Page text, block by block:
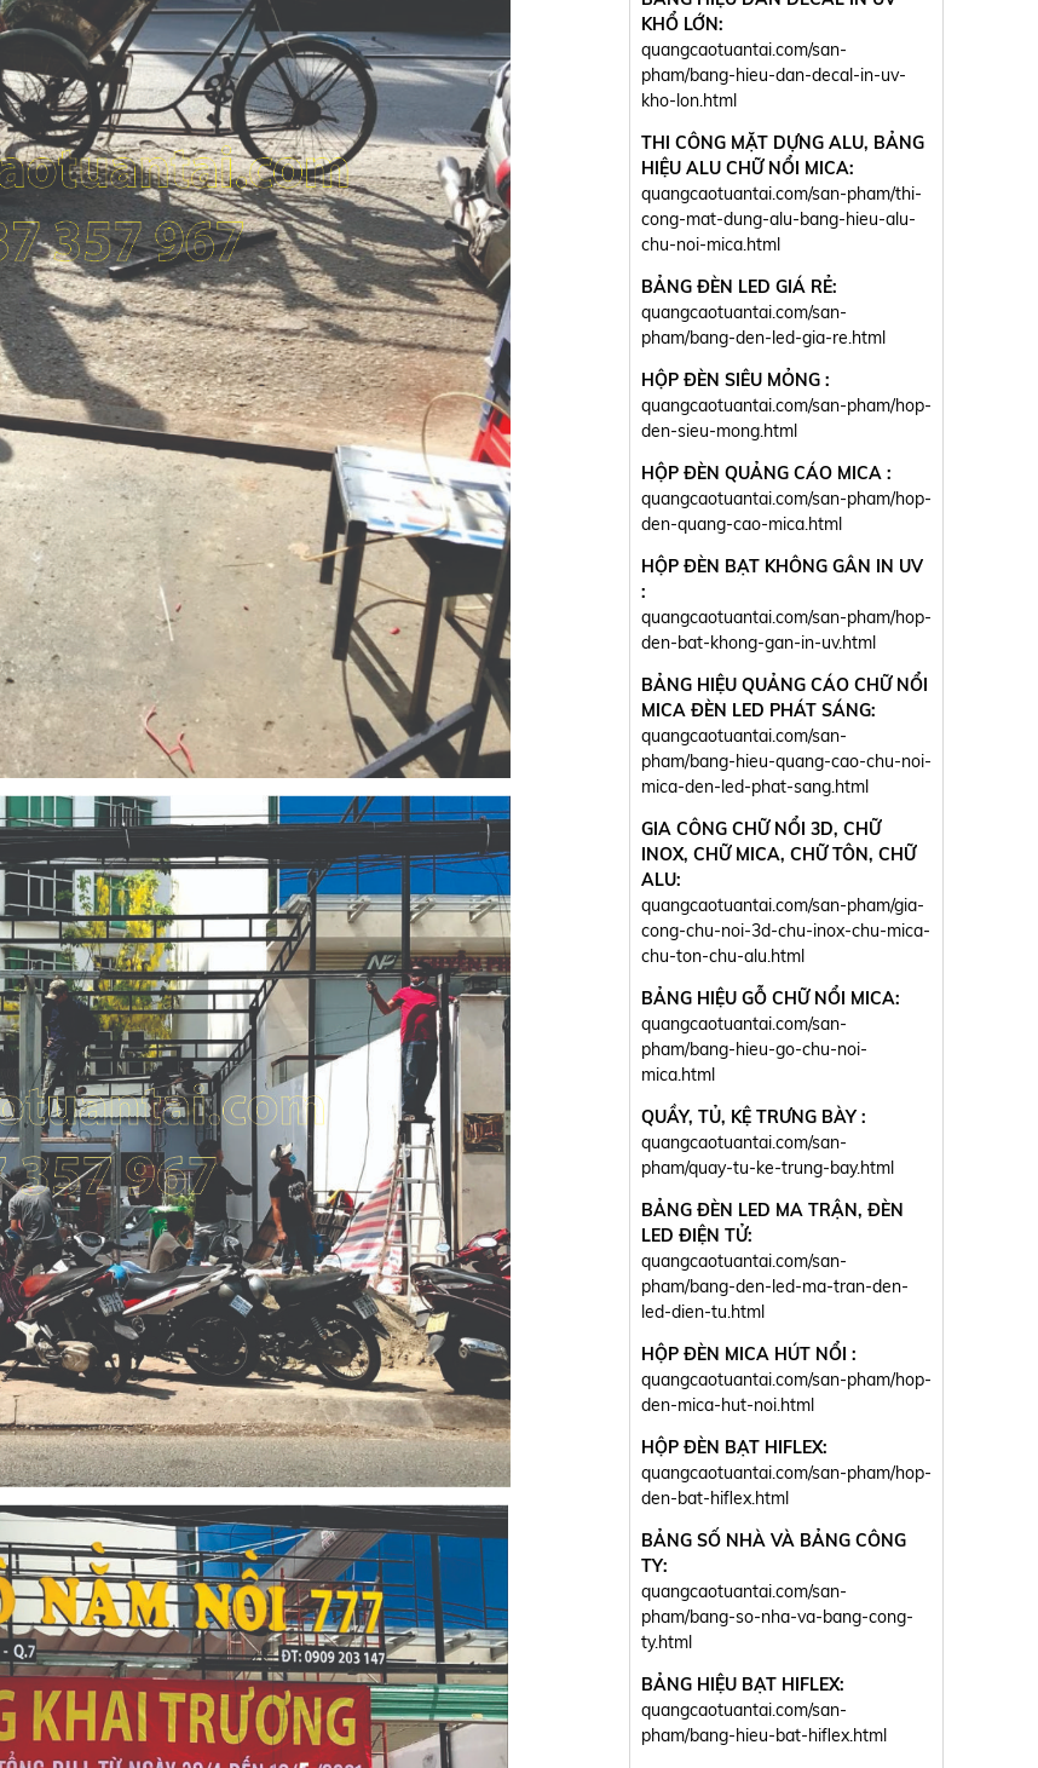
KHỔ LỚN:
quangcaotuantai.com/san-
pham/bang-hieu-dan-decal-in-uv-
kho-lon.html
THI CÔNG MẶT DỰNG ALU, BẢNG
HIỆU ALU CHỮ NỔI MICA:
quangcaotuantai.com/san-pham/thi-
cong-mat-dung-alu-bang-hieu-alu-
chu-noi-mica.html
BẢNG ĐÈN LED GIÁ RẺ:
quangcaotuantai.com/san-
pham/bang-den-led-gia-re.html
HỘP ĐÈN SIÊU MỎNG :
quangcaotuantai.com/san-pham/hop-
den-sieu-mong.html
HỘP ĐÈN QUẢNG CÁO MICA :
quangcaotuantai.com/san-pham/hop-
den-quang-cao-mica.html
HỘP ĐÈN BẠT KHÔNG GÂN IN UV
:
quangcaotuantai.com/san-pham/hop-
den-bat-khong-gan-in-uv.html
BẢNG HIỆU QUẢNG CÁO CHỮ NỔI
MICA ĐÈN LED PHÁT SÁNG:
quangcaotuantai.com/san-
pham/bang-hieu-quang-cao-chu-noi-
mica-den-led-phat-sang.html
GIA CÔNG CHỮ NỔI 3D, CHỮ
INOX, CHỮ MICA, CHỮ TÔN, CHỮ
ALU:
quangcaotuantai.com/san-pham/gia-
cong-chu-noi-3d-chu-inox-chu-mica-
chu-ton-chu-alu.html
BẢNG HIỆU GỖ CHỮ NỔI MICA:
quangcaotuantai.com/san-
pham/bang-hieu-go-chu-noi-
mica.html
QUẦY, TỦ, KỆ TRƯNG BÀY :
quangcaotuantai.com/san-
pham/quay-tu-ke-trung-bay.html
BẢNG ĐÈN LED MA TRẬN, ĐÈN
LED ĐIỆN TỬ:
quangcaotuantai.com/san-
pham/bang-den-led-ma-tran-den-
led-dien-tu.html
HỘP ĐÈN MICA HÚT NỔI :
quangcaotuantai.com/san-pham/hop-
den-mica-hut-noi.html
HỘP ĐÈN BẠT HIFLEX:
quangcaotuantai.com/san-pham/hop-
den-bat-hiflex.html
BẢNG SỐ NHÀ VÀ BẢNG CÔNG
TY:
quangcaotuantai.com/san-
pham/bang-so-nha-va-bang-cong-
ty.html
BẢNG HIỆU BẠT HIFLEX:
quangcaotuantai.com/san-
pham/bang-hieu-bat-hiflex.html